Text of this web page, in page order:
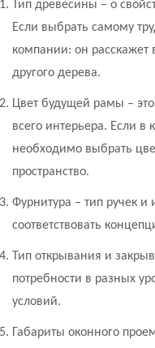
Тип древесины – о
Если выбрать самому
компании: он расскажет
другого дерева.
Цвет будущей рамы –
всего интерьера. Если в
необходимо выбрать
пространство.
Фурнитура – тип ручек
соответствовать
Тип открывания и
потребности в разных
условий.
Габариты оконного